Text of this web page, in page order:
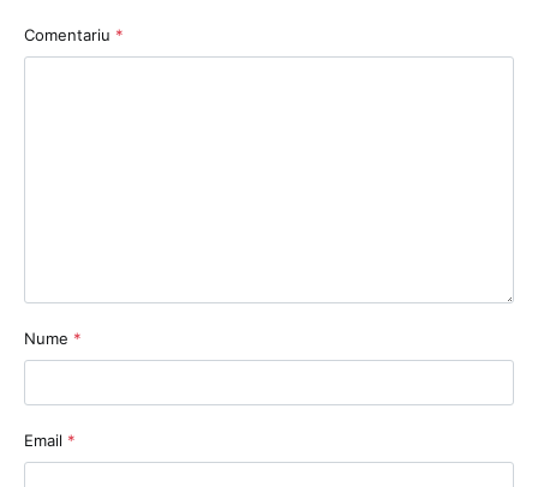
Comentariu *
Nume *
Email *